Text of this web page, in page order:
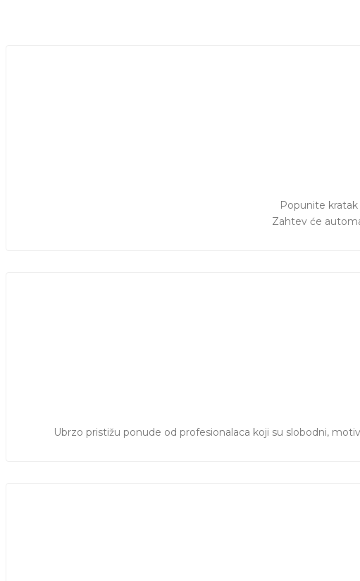
Popunite
Zahtev će
Ubrzo pristižu ponude od profesionalaca koji su slobodni,